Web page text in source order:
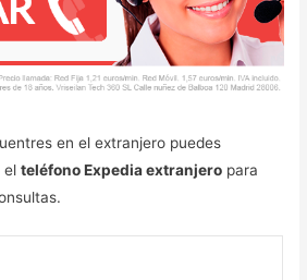
en el extranjero puedes
elteléfono Expedia extranjero para